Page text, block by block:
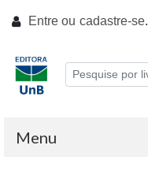
Entre ou cadastre-se.
Menu